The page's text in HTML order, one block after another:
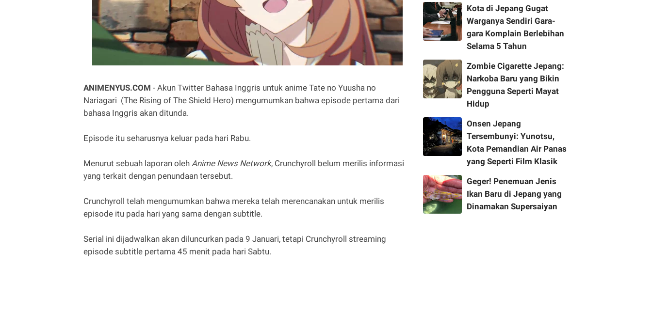
ANIMENYUS.COM - Akun Twitter Bahasa Inggris untuk anime Tate no Yuusha no
Nariagari (The Rising of The Shield Hero) mengumumkan bahwa episode pertama dari
bahasa Inggris akan ditunda.
Episode itu seharusnya keluar pada hari Rabu.
Menurut sebuah laporan oleh Anime News Network, Crunchyroll belum merilis informasi
yang terkait dengan penundaan tersebut.
Crunchyroll telah mengumumkan bahwa mereka telah merencanakan untuk merilis
episode itu pada hari yang sama dengan subtitle.
Serial ini dijadwalkan akan diluncurkan pada 9 Januari, tetapi Crunchyroll streaming
episode subtitle pertama 45 menit pada hari Sabtu.
Kota di Jepang Gugat
Warganya Sendiri Gara-
gara Komplain Berlebihan
Selama 5 Tahun
Zombie Cigarette Jepang:
Narkoba Baru yang Bikin
Pengguna Seperti Mayat
Hidup
Onsen Jepang
Tersembunyi: Yunotsu,
Kota Pemandian Air Panas
yang Seperti Film Klasik
Geger! Penemuan Jenis
Ikan Baru di Jepang yang
Dinamakan Supersaiyan